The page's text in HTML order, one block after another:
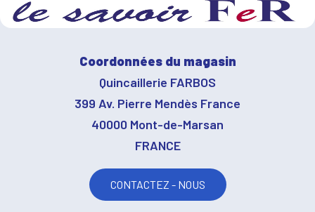
Coordonnées du magasin
Quincaillerie FARBOS
399 Av. Pierre Mendès France
40000 Mont-de-Marsan
FRANCE
CONTACTEZ - NOUS